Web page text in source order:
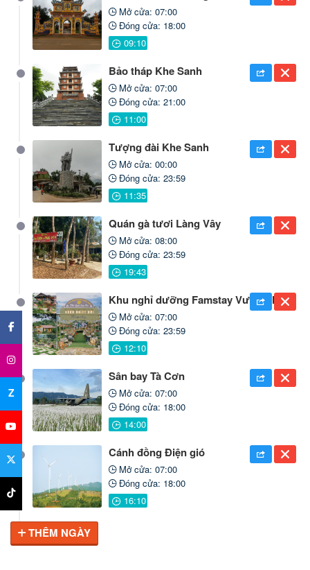
Mở cửa: 07:00
Đóng cửa: 18:00
Bảo tháp Khe Sanh
Mở cửa: 07:00
Đóng cửa: 21:00
Tượng đài Khe Sanh
Mở cửa: 00:00
Đóng cửa: 23:59
Quán gà tươi Làng Vây
Mở cửa: 08:00
Đóng cửa: 23:59
Khu nghỉ dưỡng Famstay Vườn nhiệt đới
Mở cửa: 07:00
Đóng cửa: 23:59
Sân bay Tà Cơn
Mở cửa: 07:00
Đóng cửa: 18:00
Cánh đồng Điện gió
Mở cửa: 07:00
Đóng cửa: 18:00
THÊM NGÀY
×
Z